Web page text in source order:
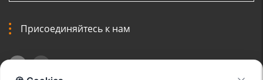
Присоединяйтесь к нам